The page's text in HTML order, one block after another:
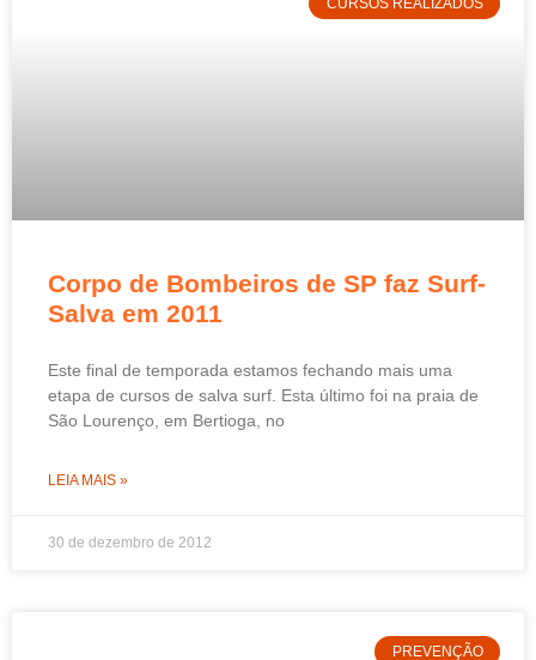
CURSOS REALIZADOS
Corpo de Bombeiros de SP faz Surf-
Salva em 2011
Este final de temporada estamos fechando mais uma
etapa de cursos de salva surf. Esta último foi na praia de
São Lourenço, em Bertioga, no
LEIA MAIS »
30 de dezembro de 2012
PREVENÇÃO